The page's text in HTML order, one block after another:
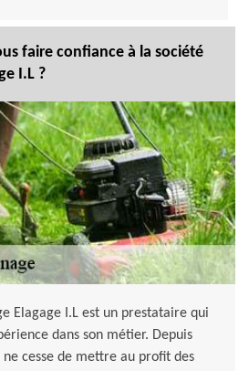
faire confiance à la société
I.L ?
Elagage I.L est un prestataire qui
dans son métier. Depuis
cesse de mettre au profit des